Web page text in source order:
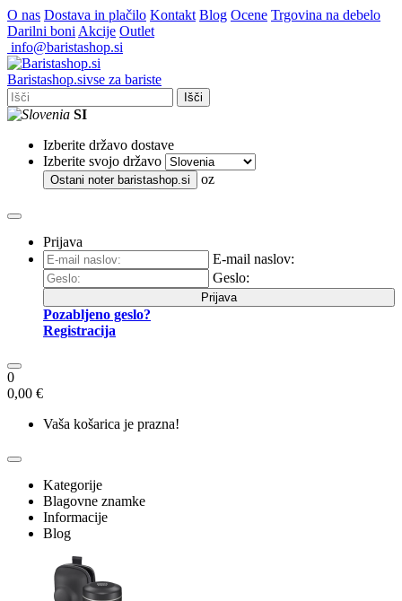
O nas Dostava in plačilo Kontakt Blog Ocene Trgovina na debelo
Darilni boni Akcije Outlet
info@baristashop.si
Baristashop.sivse za bariste
Išči
SI
Izberite državo dostave
Izberite svojo državo
Ostani noter baristashop.si oz
Prijava
E-mail naslov:
Geslo:
Prijava
Pozabljeno geslo?
Registracija
0
0,00 €
Vaša košarica je prazna!
Kategorije
Blagovne znamke
Informacije
Blog